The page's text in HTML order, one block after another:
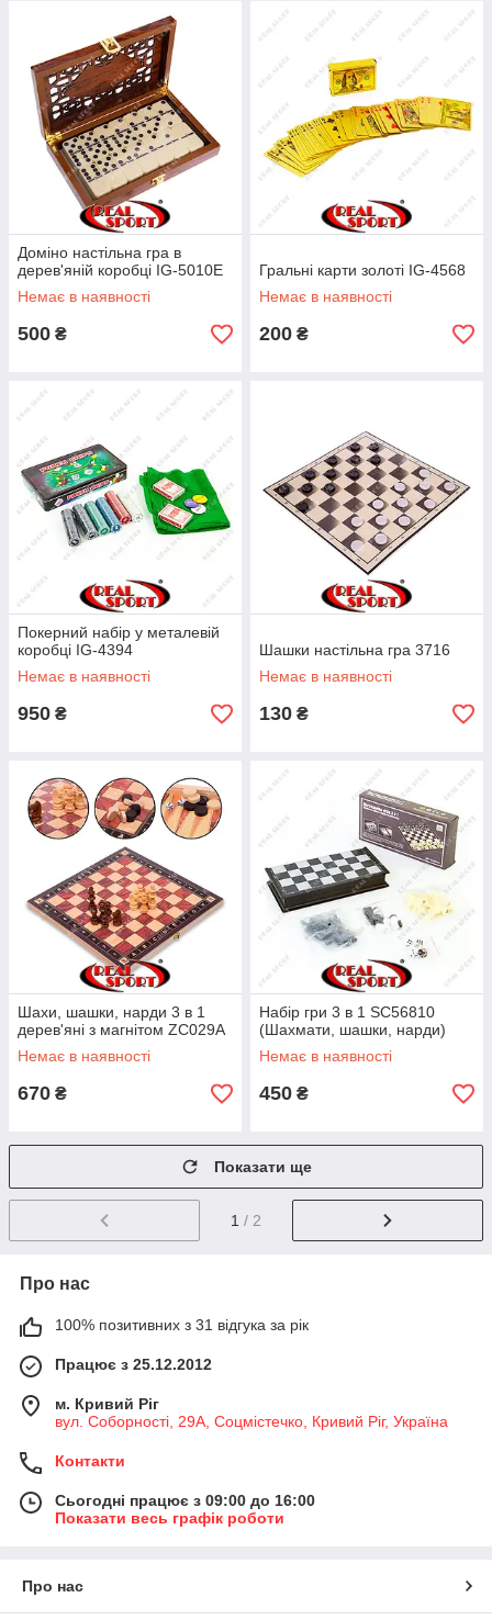
Доміно настільна гра в
дерев'яній коробці IG-5010E
Немає в наявності
500 ₴
Гральні карти золоті IG-4568
Немає в наявності
200 ₴
Покерний набір у металевій
коробці IG-4394
Немає в наявності
950 ₴
Шашки настільна гра 3716
Немає в наявності
130 ₴
Шахи, шашки, нарди 3 в 1
дерев'яні з магнітом ZC029A
Немає в наявності
670 ₴
Набір гри 3 в 1 SC56810
(Шахмати, шашки, нарди)
Немає в наявності
450 ₴
Показати ще
1 / 2
Про нас
100% позитивних з 31 відгука за рік
Працює з 25.12.2012
м. Кривий Ріг
вул. Соборності, 29А, Соцмістечко, Кривий Ріг, Україна
Контакти
Сьогодні працює з 09:00 до 16:00
Показати весь графік роботи
Про нас